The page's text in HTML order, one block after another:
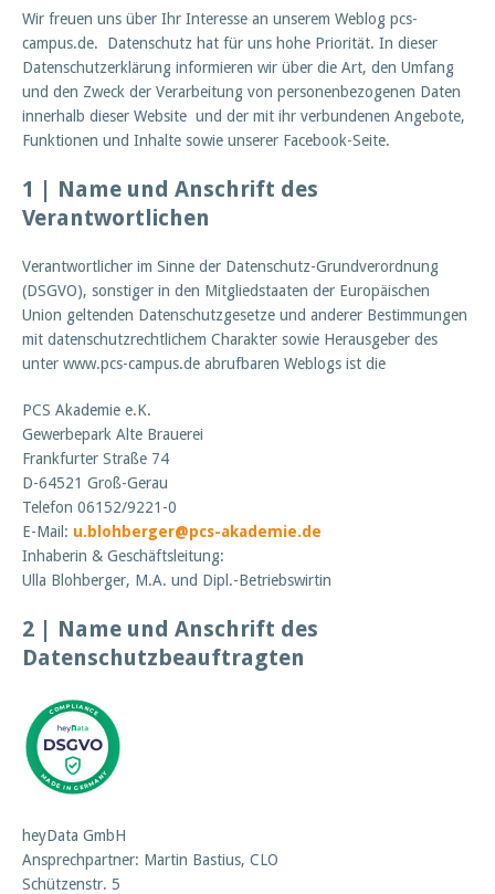
Wir freuen uns über Ihr Interesse an unserem Weblog pcs-
campus.de. Datenschutz hat für uns hohe Priorität. In dieser
Datenschutzerklärung informieren wir über die Art, den Umfang
und den Zweck der Verarbeitung von personenbezogenen Daten
innerhalb dieser Website und der mit ihr verbundenen Angebote,
Funktionen und Inhalte sowie unserer Facebook-Seite.
1 | Name und Anschrift des
Verantwortlichen
Verantwortlicher im Sinne der Datenschutz-Grundverordnung
(DSGVO), sonstiger in den Mitgliedstaaten der Europäischen
Union geltenden Datenschutzgesetze und anderer Bestimmungen
mit datenschutzrechtlichem Charakter sowie Herausgeber des
unter www.pcs-campus.de abrufbaren Weblogs ist die
PCS Akademie e.K.
Gewerbepark Alte Brauerei
Frankfurter Straße 74
D-64521 Groß-Gerau
Telefon 06152/9221-0
E-Mail: u.blohberger@pcs-akademie.de
Inhaberin & Geschäftsleitung:
Ulla Blohberger, M.A. und Dipl.-Betriebswirtin
2 | Name und Anschrift des
Datenschutzbeauftragten
heyData GmbH
Ansprechpartner: Martin Bastius, CLO
Schützenstr. 5